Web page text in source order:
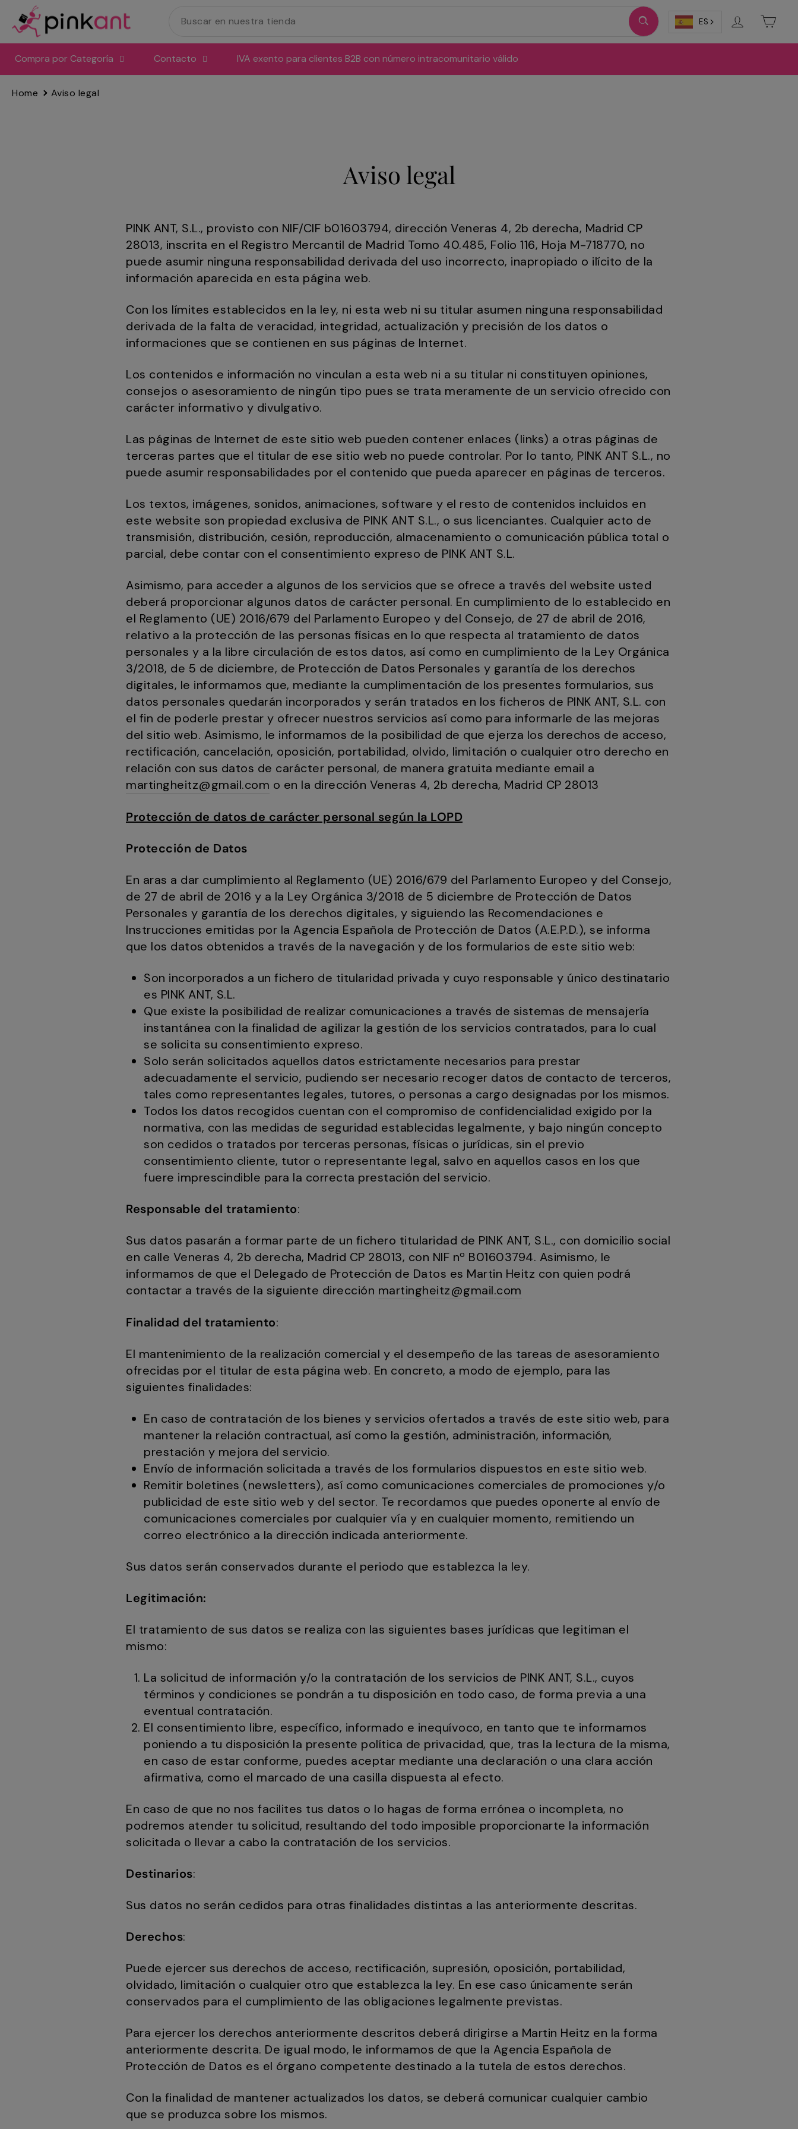
directamente
al
contenido
ES Ingresar
Compra por Categoría Contacto IVA exento para clientes B2B con número intracomunitario válido
Home Aviso legal
Aviso legal
PINK ANT, S.L., provisto con NIF/CIF b01603794, dirección Veneras 4, 2b derecha, Madrid CP
28013, inscrita en el Registro Mercantil de Madrid Tomo 40.485, Folio 116, Hoja M-718770, no
puede asumir ninguna responsabilidad derivada del uso incorrecto, inapropiado o ilícito de la
información aparecida en esta página web.
Con los límites establecidos en la ley, ni esta web ni su titular asumen ninguna responsabilidad
derivada de la falta de veracidad, integridad, actualización y precisión de los datos o
informaciones que se contienen en sus páginas de Internet.
Los contenidos e información no vinculan a esta web ni a su titular ni constituyen opiniones,
consejos o asesoramiento de ningún tipo pues se trata meramente de un servicio ofrecido con
carácter informativo y divulgativo.
Las páginas de Internet de este sitio web pueden contener enlaces (links) a otras páginas de
terceras partes que el titular de ese sitio web no puede controlar. Por lo tanto, PINK ANT S.L., no
puede asumir responsabilidades por el contenido que pueda aparecer en páginas de terceros.
Los textos, imágenes, sonidos, animaciones, software y el resto de contenidos incluidos en
este website son propiedad exclusiva de PINK ANT S.L., o sus licenciantes. Cualquier acto de
transmisión, distribución, cesión, reproducción, almacenamiento o comunicación pública total o
parcial, debe contar con el consentimiento expreso de PINK ANT S.L.
Asimismo, para acceder a algunos de los servicios que se ofrece a través del website usted
deberá proporcionar algunos datos de carácter personal. En cumplimiento de lo establecido en
el Reglamento (UE) 2016/679 del Parlamento Europeo y del Consejo, de 27 de abril de 2016,
relativo a la protección de las personas físicas en lo que respecta al tratamiento de datos
personales y a la libre circulación de estos datos, así como en cumplimiento de la Ley Orgánica
3/2018, de 5 de diciembre, de Protección de Datos Personales y garantía de los derechos
digitales, le informamos que, mediante la cumplimentación de los presentes formularios, sus
datos personales quedarán incorporados y serán tratados en los ficheros de PINK ANT, S.L. con
el fin de poderle prestar y ofrecer nuestros servicios así como para informarle de las mejoras
del sitio web. Asimismo, le informamos de la posibilidad de que ejerza los derechos de acceso,
rectificación, cancelación, oposición, portabilidad, olvido, limitación o cualquier otro derecho en
relación con sus datos de carácter personal, de manera gratuita mediante email a
martingheitz@gmail.com o en la dirección Veneras 4, 2b derecha, Madrid CP 28013
Protección de datos de carácter personal según la LOPD
Protección de Datos
En aras a dar cumplimiento al Reglamento (UE) 2016/679 del Parlamento Europeo y del Consejo,
de 27 de abril de 2016 y a la Ley Orgánica 3/2018 de 5 diciembre de Protección de Datos
Personales y garantía de los derechos digitales, y siguiendo las Recomendaciones e
Instrucciones emitidas por la Agencia Española de Protección de Datos (A.E.P.D.), se informa
que los datos obtenidos a través de la navegación y de los formularios de este sitio web:
Son incorporados a un fichero de titularidad privada y cuyo responsable y único destinatario
es PINK ANT, S.L.
Que existe la posibilidad de realizar comunicaciones a través de sistemas de mensajería
instantánea con la finalidad de agilizar la gestión de los servicios contratados, para lo cual
se solicita su consentimiento expreso.
Solo serán solicitados aquellos datos estrictamente necesarios para prestar
adecuadamente el servicio, pudiendo ser necesario recoger datos de contacto de terceros,
tales como representantes legales, tutores, o personas a cargo designadas por los mismos.
Todos los datos recogidos cuentan con el compromiso de confidencialidad exigido por la
normativa, con las medidas de seguridad establecidas legalmente, y bajo ningún concepto
son cedidos o tratados por terceras personas, físicas o jurídicas, sin el previo
consentimiento cliente, tutor o representante legal, salvo en aquellos casos en los que
fuere imprescindible para la correcta prestación del servicio.
Responsable del tratamiento:
Sus datos pasarán a formar parte de un fichero titularidad de PINK ANT, S.L., con domicilio social
en calle Veneras 4, 2b derecha, Madrid CP 28013, con NIF nº B01603794. Asimismo, le
informamos de que el Delegado de Protección de Datos es Martin Heitz con quien podrá
contactar a través de la siguiente dirección martingheitz@gmail.com
Finalidad del tratamiento:
El mantenimiento de la realización comercial y el desempeño de las tareas de asesoramiento
ofrecidas por el titular de esta página web. En concreto, a modo de ejemplo, para las
siguientes finalidades:
En caso de contratación de los bienes y servicios ofertados a través de este sitio web, para
mantener la relación contractual, así como la gestión, administración, información,
prestación y mejora del servicio.
Envío de información solicitada a través de los formularios dispuestos en este sitio web.
Remitir boletines (newsletters), así como comunicaciones comerciales de promociones y/o
publicidad de este sitio web y del sector. Te recordamos que puedes oponerte al envío de
comunicaciones comerciales por cualquier vía y en cualquier momento, remitiendo un
correo electrónico a la dirección indicada anteriormente.
Sus datos serán conservados durante el periodo que establezca la ley.
Legitimación:
El tratamiento de sus datos se realiza con las siguientes bases jurídicas que legitiman el
mismo:
La solicitud de información y/o la contratación de los servicios de PINK ANT, S.L., cuyos
términos y condiciones se pondrán a tu disposición en todo caso, de forma previa a una
eventual contratación.
El consentimiento libre, específico, informado e inequívoco, en tanto que te informamos
poniendo a tu disposición la presente política de privacidad, que, tras la lectura de la misma,
en caso de estar conforme, puedes aceptar mediante una declaración o una clara acción
afirmativa, como el marcado de una casilla dispuesta al efecto.
En caso de que no nos facilites tus datos o lo hagas de forma errónea o incompleta, no
podremos atender tu solicitud, resultando del todo imposible proporcionarte la información
solicitada o llevar a cabo la contratación de los servicios.
Destinarios:
Sus datos no serán cedidos para otras finalidades distintas a las anteriormente descritas.
Derechos:
Puede ejercer sus derechos de acceso, rectificación, supresión, oposición, portabilidad,
olvidado, limitación o cualquier otro que establezca la ley. En ese caso únicamente serán
conservados para el cumplimiento de las obligaciones legalmente previstas.
Para ejercer los derechos anteriormente descritos deberá dirigirse a Martin Heitz en la forma
anteriormente descrita. De igual modo, le informamos de que la Agencia Española de
Protección de Datos es el órgano competente destinado a la tutela de estos derechos.
Con la finalidad de mantener actualizados los datos, se deberá comunicar cualquier cambio
que se produzca sobre los mismos.